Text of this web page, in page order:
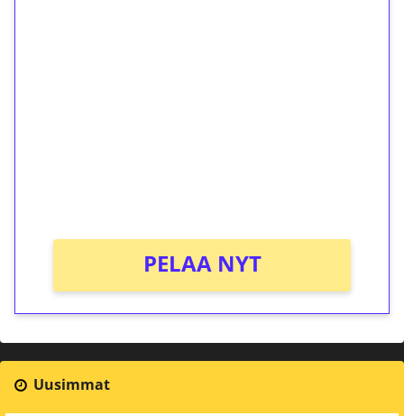
PELAA NYT
Uusimmat